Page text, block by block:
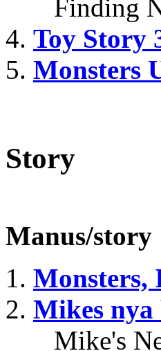
Finding
Toy Story
Monsters
Story
Manus/story
Monsters,
Mikes nya
Mike's